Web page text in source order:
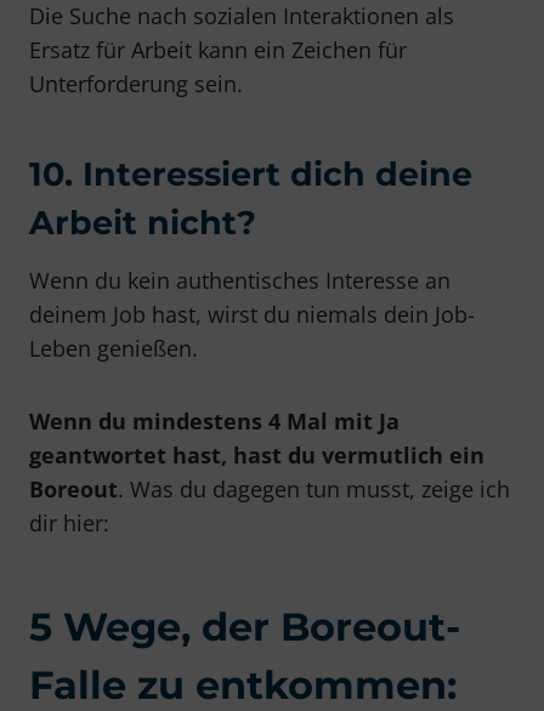
Die Suche nach sozialen Interaktionen als
Ersatz für Arbeit kann ein Zeichen für
Unterforderung sein.
10. Interessiert dich deine
Arbeit nicht?
Wenn du kein authentisches Interesse an
deinem Job hast, wirst du niemals dein Job-
Leben genießen.
Wenn du mindestens 4 Mal mit Ja
geantwortet hast, hast du vermutlich ein
Boreout. Was du dagegen tun musst, zeige ich
dir hier:
5 Wege, der Boreout-
Falle zu entkommen: